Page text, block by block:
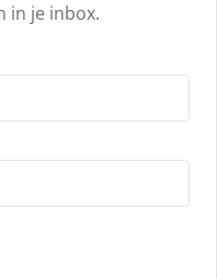
in je inbox.